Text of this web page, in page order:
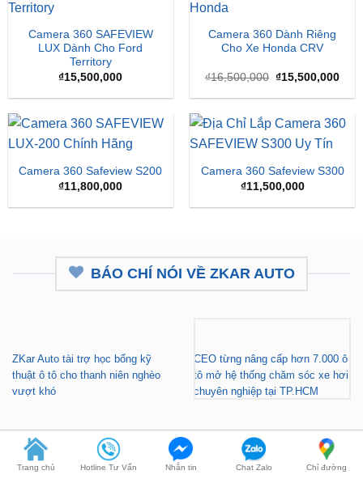
Camera 360 SAFEVIEW
LUX Dành Cho Ford
Territory
₫15,500,000
Camera 360 Dành Riêng
Cho Xe Honda CRV
₫16,500,000 Giá
là:
₫15,500,000Giá
tại
Camera 360 Safeview S200
₫11,800,000
Camera 360 Safeview S300
₫11,500,000
BÁO CHÍ NÓI VỀ ZKAR AUTO
ZKar Auto tài trợ học bổng kỹ
thuật ô tô cho thanh niên nghèo
vượt khó
CEO từng nâng cấp hơn 7.000 ô
tô mở hệ thống chăm sóc xe hơi
chuyên nghiệp tại TP.HCM
Trang chủ Hotline Tư Vấn Nhắn tin Chat Zalo Chỉ đường